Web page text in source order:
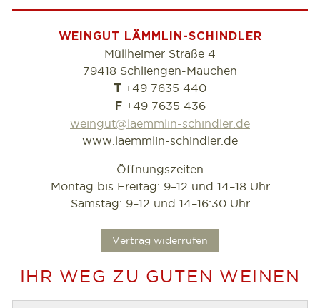
WEINGUT LÄMMLIN-SCHINDLER
Müllheimer Straße 4
79418 Schliengen-Mauchen
T +49 7635 440
F+49 7635 436
weingut@laemmlin-schindler.de
www.laemmlin-schindler.de
Öffnungszeiten
Montag bis Freitag: 9–12 und 14–18 Uhr
Samstag: 9–12 und 14–16:30 Uhr
Vertrag widerrufen
IHR WEG ZU GUTEN WEINEN